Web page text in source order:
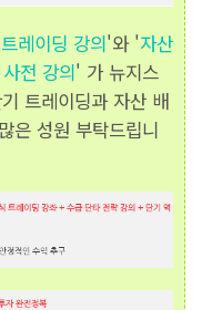
레이딩 강의'와 '자산
전 강의' 가 뉴지스
트레이딩과 자산 배
은 성원 부탁드립니